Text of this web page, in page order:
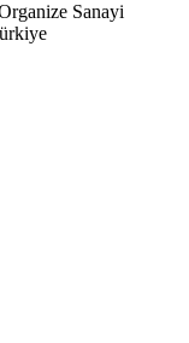
Sanayi